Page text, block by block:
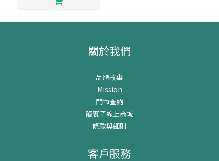
關於我們
品牌故事
Mission
門市查詢
繭裹子線上商城
條款與細則
客戶服務